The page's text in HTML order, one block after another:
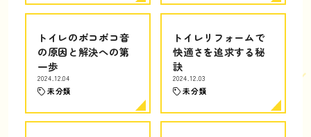
トイレのボコボコ音
の原因と解決への第
一歩
2024.12.04
未分類
トイレリフォームで
快適さを追求する秘
訣
2024.12.03
未分類